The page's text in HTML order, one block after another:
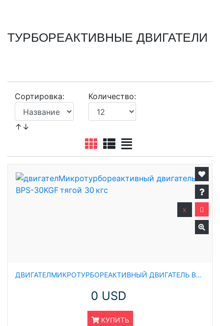
ТУРБОРЕАКТИВНЫЕ ДВИГАТЕЛИ
Сортировка:
↑↓
Количество:
ДВИГАТЕЛМИКРОТУРБОРЕАКТИВНЫЙ ДВИГАТЕЛЬ BPS-30KGF ТЯГОЙ 30 КГС
0 USD
КУПИТЬ
x